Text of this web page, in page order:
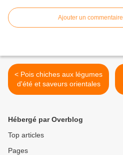
Ajouter un commentaire
< Pois chiches aux légumes
d'été et saveurs orientales
Hébergé par Overblog
Top articles
Pages